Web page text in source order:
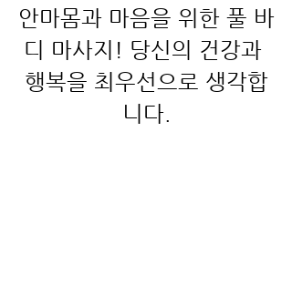
안마몸과 마음을 위한 풀 바
디 마사지! 당신의 건강과
행복을 최우선으로 생각합
니다.